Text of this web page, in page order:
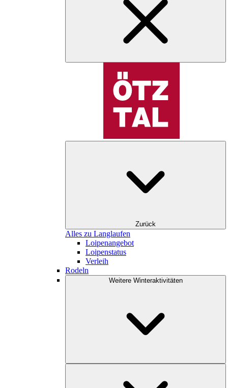
Zurück
Alles zu Langlaufen
Loipenangebot
Loipenstatus
Verleih
Rodeln
Weitere Winteraktivitäten